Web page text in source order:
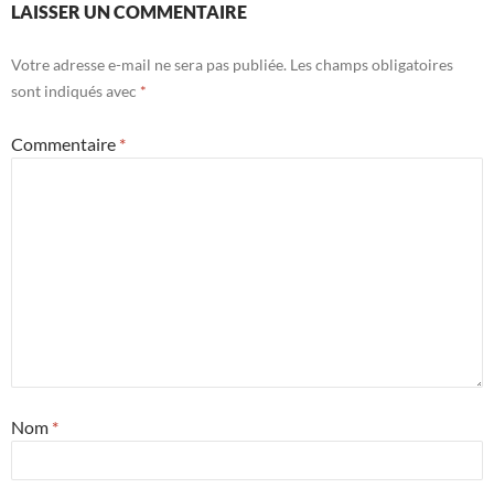
LAISSER UN COMMENTAIRE
Votre adresse e-mail ne sera pas publiée. Les champs obligatoires
sont indiqués avec *
Commentaire *
Nom *